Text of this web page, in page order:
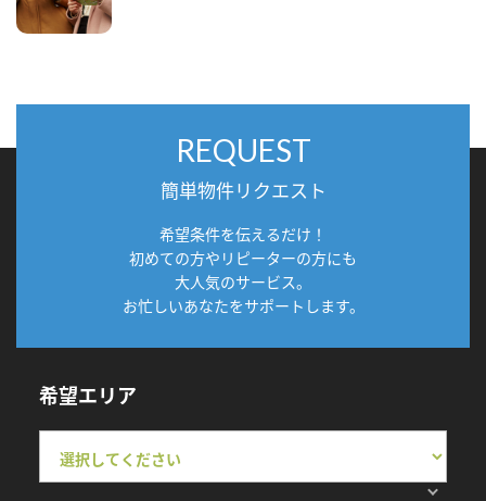
REQUEST
簡単物件リクエスト
希望条件を伝えるだけ！
初めての方やリピーターの方にも
大人気のサービス。
お忙しいあなたをサポートします。
希望エリア